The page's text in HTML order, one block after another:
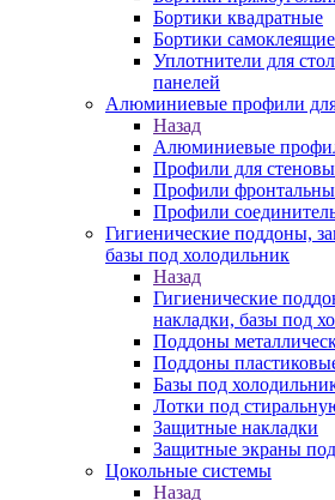
Бортики квадратные
Бортики
Уплотнители для
панелей
Алюминиевые профили
Назад
Алюминиевые
Профили для
Профили
Профили
Гигиенические поддоны,
базы под холодильник
Назад
Гигиенические
накладки, базы под
Поддоны
Поддоны
Базы под
Лотки под
Защитные накладки
Защитные экраны
Цокольные системы
Назад